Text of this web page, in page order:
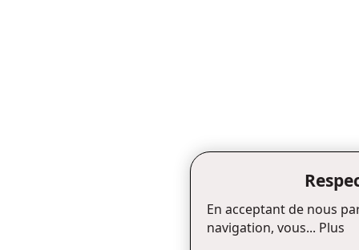
En acceptant de nous
navigation, vous... Plus